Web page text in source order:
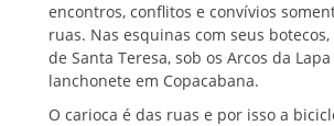
encontros, conflitos e convívios
ruas. Nas esquinas com seus
de Santa Teresa, sob os Arcos da
lanchonete em Copacabana.
O carioca é das ruas e por isso a